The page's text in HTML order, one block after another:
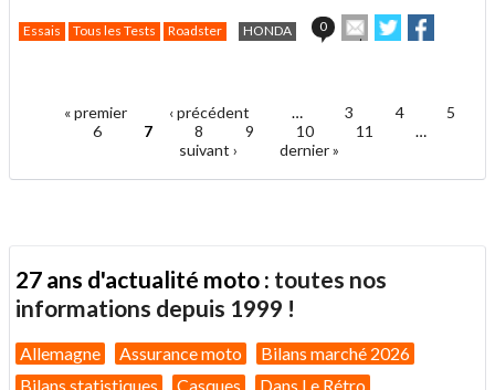
Essais Tous les Tests Roadster HONDA 0
Envoyer
cet
ami
Partager
sur sur
Pages« premier ‹ précédent … 3 4
5
6
7 8 9 10 11
…
suivant ›
dernier »
27 ans d'actualité moto : toutes nos
informations depuis 1999 !
Allemagne Assurance moto
Bilans marché 2026
Bilans statistiques
Casques Dans Le Rétro